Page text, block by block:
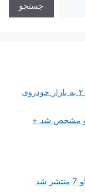
جستجو
ورود تویوتا کرولا کراس هایبرید ۲۰۲۶ به بازار خودروی
مشخص شد +